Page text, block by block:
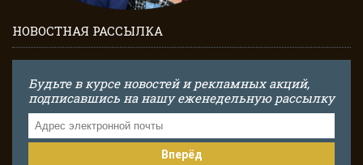
НОВОСТНАЯ РАССЫЛКА
Будьте в курсе новостей и рекламных акций,
подписавшись на нашу еженедельную рассылку
Вперёд